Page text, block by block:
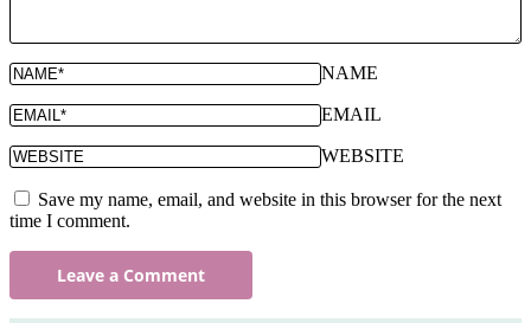
NAME
EMAIL
WEBSITE
Save my name, email, and website in this browser for the next
time I comment.